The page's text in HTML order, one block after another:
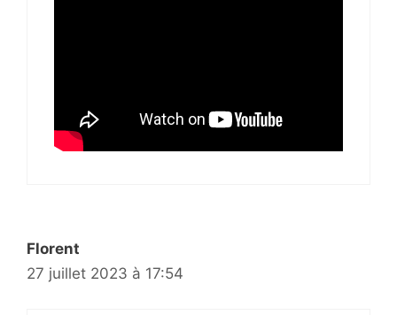
Florent
27 juillet 2023 à 17:54